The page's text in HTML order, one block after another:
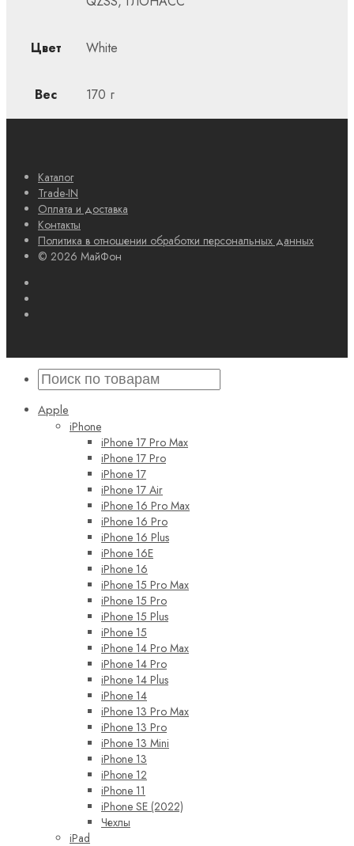
Цвет White
Вес 170 г
Каталог
Trade-IN
Оплата и доставка
Контакты
Политика в отношении обработки персональных данных
© 2026 МайФон
Apple
iPhone
iPhone 17 Pro Max
iPhone 17 Pro
iPhone 17
iPhone 17 Air
iPhone 16 Pro Max
iPhone 16 Pro
iPhone 16 Plus
iPhone 16E
iPhone 16
iPhone 15 Pro Max
iPhone 15 Pro
iPhone 15 Plus
iPhone 15
iPhone 14 Pro Max
iPhone 14 Pro
iPhone 14 Plus
iPhone 14
iPhone 13 Pro Max
iPhone 13 Pro
iPhone 13 Mini
iPhone 13
iPhone 12
iPhone 11
iPhone SE (2022)
Чехлы
iPad